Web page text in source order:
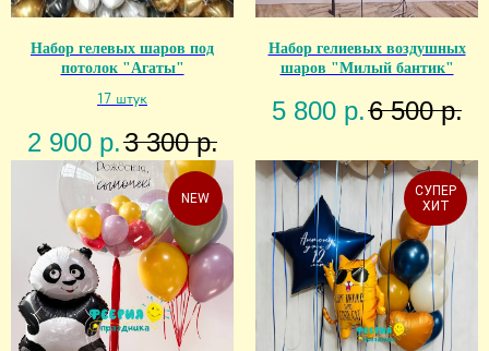
Набор гелевых шаров под
потолок "Агаты"
17 штук
2 900 р.3 300 р.
Набор гелиевых воздушных
шаров "Милый бантик"
5 800 р.6 500 р.
NEW
СУПЕР
ХИТ